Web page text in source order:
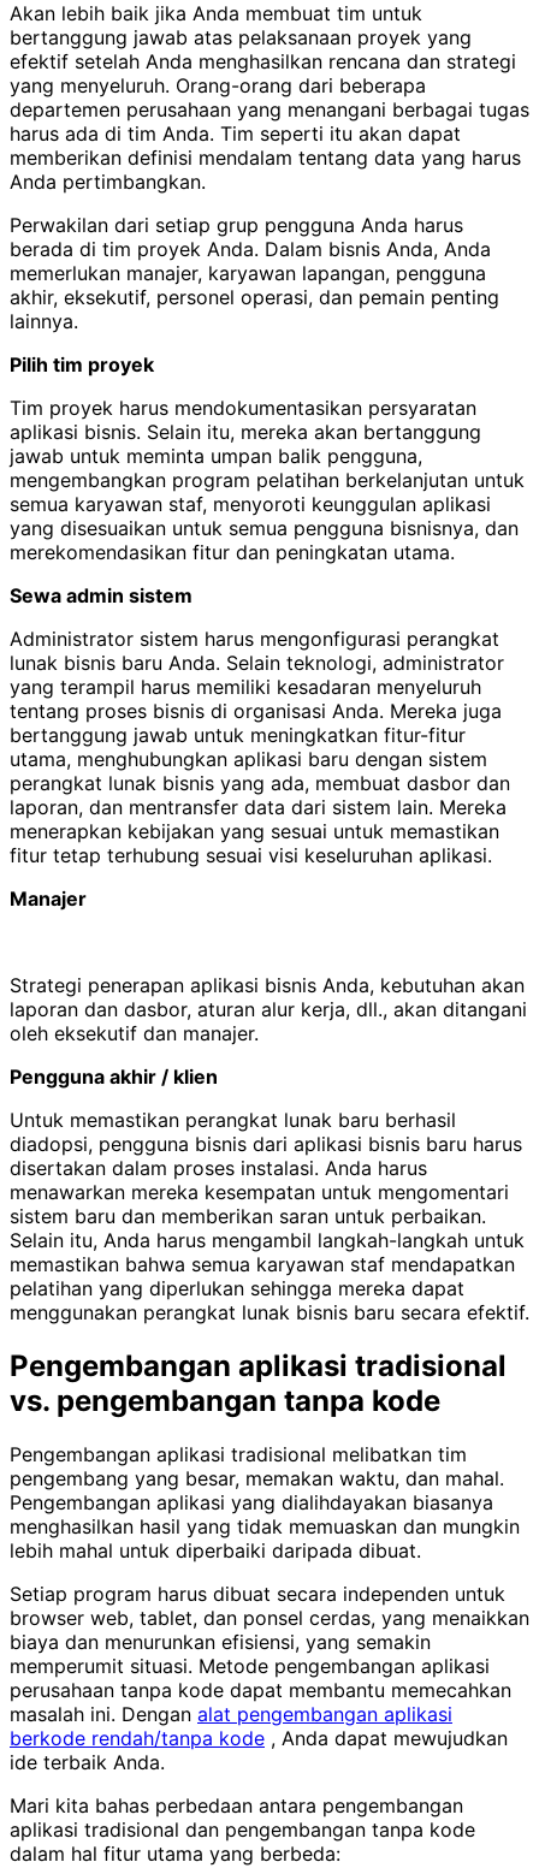
Akan lebih baik jika Anda membuat tim untuk
bertanggung jawab atas pelaksanaan proyek yang
efektif setelah Anda menghasilkan rencana dan strategi
yang menyeluruh. Orang-orang dari beberapa
departemen perusahaan yang menangani berbagai tugas
harus ada di tim Anda. Tim seperti itu akan dapat
memberikan definisi mendalam tentang data yang harus
Anda pertimbangkan.
Perwakilan dari setiap grup pengguna Anda harus
berada di tim proyek Anda. Dalam bisnis Anda, Anda
memerlukan manajer, karyawan lapangan, pengguna
akhir, eksekutif, personel operasi, dan pemain penting
lainnya.
Pilih tim proyek
Tim proyek harus mendokumentasikan persyaratan
aplikasi bisnis. Selain itu, mereka akan bertanggung
jawab untuk meminta umpan balik pengguna,
mengembangkan program pelatihan berkelanjutan untuk
semua karyawan staf, menyoroti keunggulan aplikasi
yang disesuaikan untuk semua pengguna bisnisnya, dan
merekomendasikan fitur dan peningkatan utama.
Sewa admin sistem
Administrator sistem harus mengonfigurasi perangkat
lunak bisnis baru Anda. Selain teknologi, administrator
yang terampil harus memiliki kesadaran menyeluruh
tentang proses bisnis di organisasi Anda. Mereka juga
bertanggung jawab untuk meningkatkan fitur-fitur
utama, menghubungkan aplikasi baru dengan sistem
perangkat lunak bisnis yang ada, membuat dasbor dan
laporan, dan mentransfer data dari sistem lain. Mereka
menerapkan kebijakan yang sesuai untuk memastikan
fitur tetap terhubung sesuai visi keseluruhan aplikasi.
Manajer
Strategi penerapan aplikasi bisnis Anda, kebutuhan akan
laporan dan dasbor, aturan alur kerja, dll., akan ditangani
oleh eksekutif dan manajer.
Pengguna akhir / klien
Untuk memastikan perangkat lunak baru berhasil
diadopsi, pengguna bisnis dari aplikasi bisnis baru harus
disertakan dalam proses instalasi. Anda harus
menawarkan mereka kesempatan untuk mengomentari
sistem baru dan memberikan saran untuk perbaikan.
Selain itu, Anda harus mengambil langkah-langkah untuk
memastikan bahwa semua karyawan staf mendapatkan
pelatihan yang diperlukan sehingga mereka dapat
menggunakan perangkat lunak bisnis baru secara efektif.
Pengembangan aplikasi tradisional
vs. pengembangan tanpa kode
Pengembangan aplikasi tradisional melibatkan tim
pengembang yang besar, memakan waktu, dan mahal.
Pengembangan aplikasi yang dialihdayakan biasanya
menghasilkan hasil yang tidak memuaskan dan mungkin
lebih mahal untuk diperbaiki daripada dibuat.
Setiap program harus dibuat secara independen untuk
browser web, tablet, dan ponsel cerdas, yang menaikkan
biaya dan menurunkan efisiensi, yang semakin
memperumit situasi. Metode pengembangan aplikasi
perusahaan tanpa kode dapat membantu memecahkan
masalah ini. Dengan alat pengembangan aplikasi
berkode rendah/tanpa kode , Anda dapat mewujudkan
ide terbaik Anda.
Mari kita bahas perbedaan antara pengembangan
aplikasi tradisional dan pengembangan tanpa kode
dalam hal fitur utama yang berbeda: